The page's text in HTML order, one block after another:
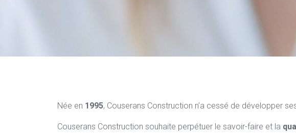
Née en 1995, Couserans Construction n’a cessé de développer
Couserans Construction souhaite perpétuer le savoir-faire et la